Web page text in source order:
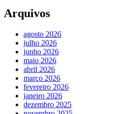
Arquivos
agosto 2026
julho 2026
junho 2026
maio 2026
abril 2026
março 2026
fevereiro 2026
janeiro 2026
dezembro 2025